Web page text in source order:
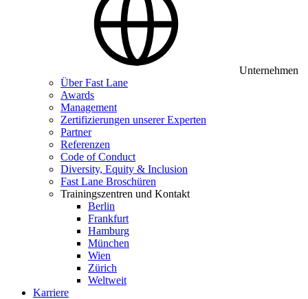
Unternehmen
Über Fast Lane
Awards
Management
Zertifizierungen unserer Experten
Partner
Referenzen
Code of Conduct
Diversity, Equity & Inclusion
Fast Lane Broschüren
Trainingszentren und Kontakt
Berlin
Frankfurt
Hamburg
München
Wien
Zürich
Weltweit
Karriere